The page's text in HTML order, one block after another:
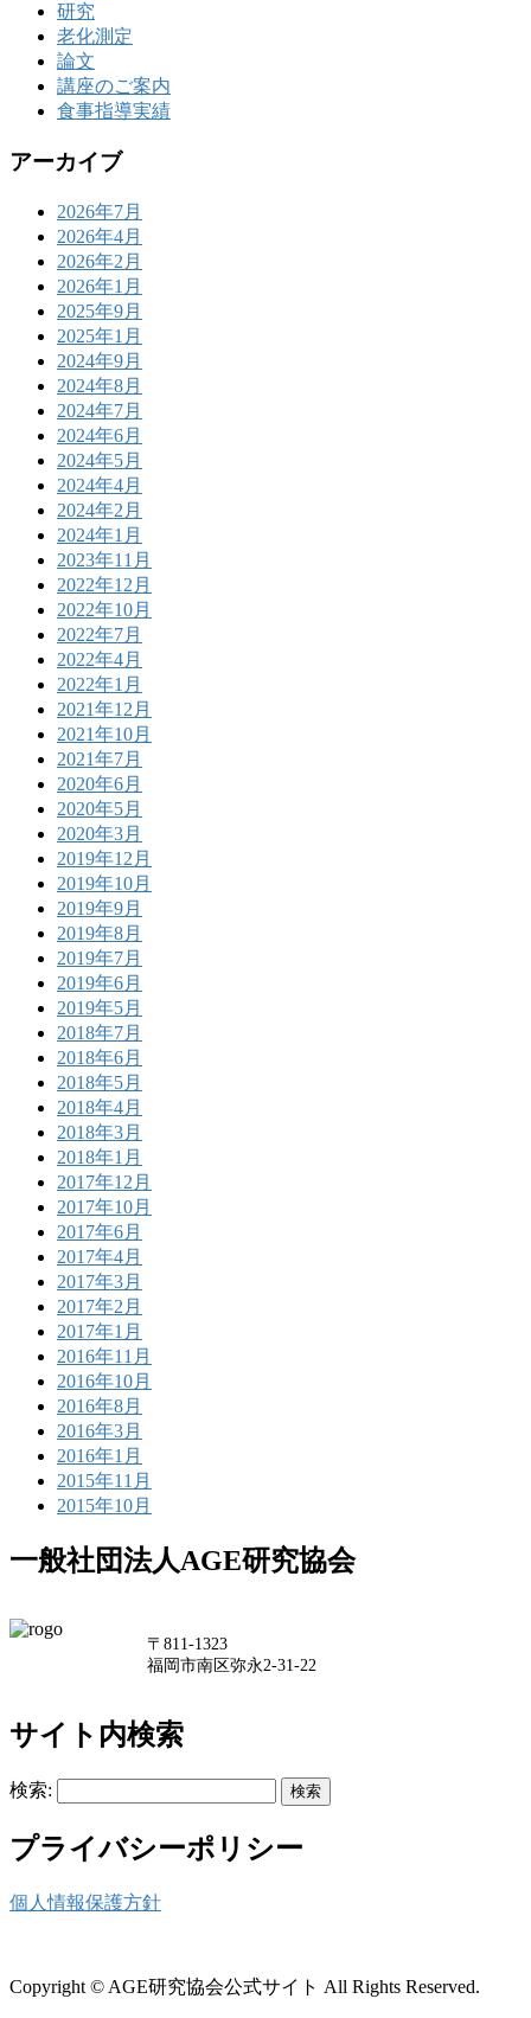
研究
老化測定
論文
講座のご案内
食事指導実績
アーカイブ
2026年7月
2026年4月
2026年2月
2026年1月
2025年9月
2025年1月
2024年9月
2024年8月
2024年7月
2024年6月
2024年5月
2024年4月
2024年2月
2024年1月
2023年11月
2022年12月
2022年10月
2022年7月
2022年4月
2022年1月
2021年12月
2021年10月
2021年7月
2020年6月
2020年5月
2020年3月
2019年12月
2019年10月
2019年9月
2019年8月
2019年7月
2019年6月
2019年5月
2018年7月
2018年6月
2018年5月
2018年4月
2018年3月
2018年1月
2017年12月
2017年10月
2017年6月
2017年4月
2017年3月
2017年2月
2017年1月
2016年11月
2016年10月
2016年8月
2016年3月
2016年1月
2015年11月
2015年10月
一般社団法人AGE研究協会
〒811-1323
福岡市南区弥永2-31-22
サイト内検索
検索:
プライバシーポリシー
個人情報保護方針
Copyright © AGE研究協会公式サイト All Rights Reserved.